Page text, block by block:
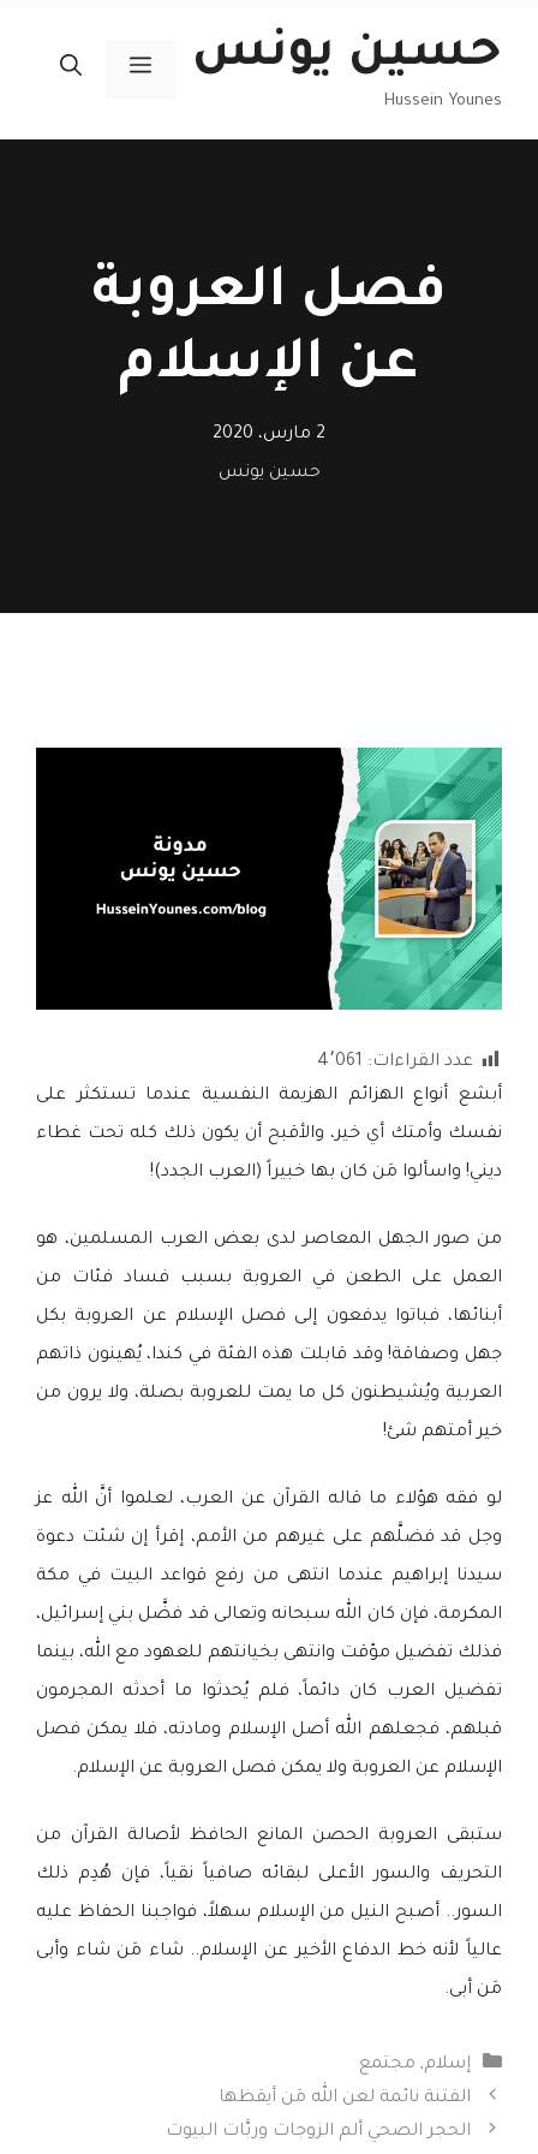
المحتوى
حسين يونس
Hussein Younes
القائمة
فصل العروبة
عن الإسلام
2 مارس، 2020
حسين يونس
عدد القراءات: 4٬061
أبشع أنواع الهزائم الهزيمة النفسية عندما تستكثر على
نفسك وأمتك أي خير، والأقبح أن يكون ذلك كله تحت غطاء
ديني! واسألوا مَن كان بها خبيراً (العرب الجدد)!
من صور الجهل المعاصر لدى بعض العرب المسلمين، هو
العمل على الطعن في العروبة بسبب فساد فئات من
أبنائها، فباتوا يدفعون إلى فصل الإسلام عن العروبة بكل
جهل وصفاقة! وقد قابلت هذه الفئة في كندا، يُهينون ذاتهم
العربية ويُشيطنون كل ما يمت للعروبة بصلة، ولا يرون من
خير أمتهم شئ!
لو فقه هؤلاء ما قاله القرآن عن العرب، لعلموا أنَّ الله عز
وجل قد فضلَّهم على غيرهم من الأمم، إقرأ إن شئت دعوة
سيدنا إبراهيم عندما انتهى من رفع قواعد البيت في مكة
المكرمة، فإن كان الله سبحانه وتعالى قد فضَّل بني إسرائيل،
فذلك تفضيل مؤقت وانتهى بخيانتهم للعهود مع الله، بينما
تفضيل العرب كان دائماً، فلم يُحدثوا ما أحدثه المجرمون
قبلهم، فجعلهم الله أصل الإسلام ومادته، فلا يمكن فصل
الإسلام عن العروبة ولا يمكن فصل العروبة عن الإسلام.
ستبقى العروبة الحصن المانع الحافظ لأصالة القرآن من
التحريف والسور الأعلى لبقائه صافياً نقياً، فإن هُدِم ذلك
السور.. أصبح النيل من الإسلام سهلاً، فواجبنا الحفاظ عليه
عالياً لأنه خط الدفاع الأخير عن الإسلام.. شاء مَن شاء وأبى
مَن أبى.
التصنيفات
إسلام, مجتمع
الفتنة نائمة لعن الله مَن أيقظها
الحجر الصحي ألم الزوجات وربَّات البيوت